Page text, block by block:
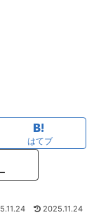
はてブ
2025.11.24